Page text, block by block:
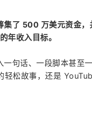
了 500 万美元资金，
年收入目标。
句话、一段脚本甚至
轻松故事，还是